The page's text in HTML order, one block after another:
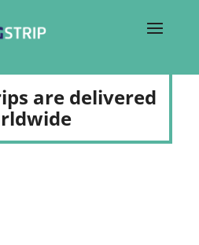
are delivered